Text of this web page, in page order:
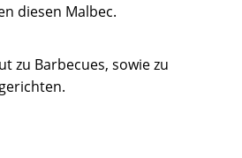
diesen Malbec.
zu Barbecues, sowie zu